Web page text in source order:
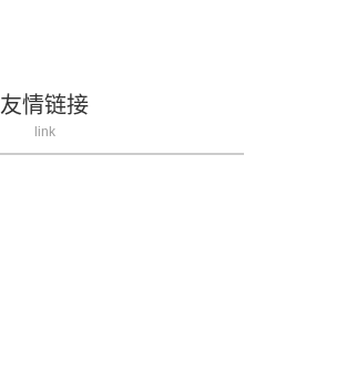
友情链接
link